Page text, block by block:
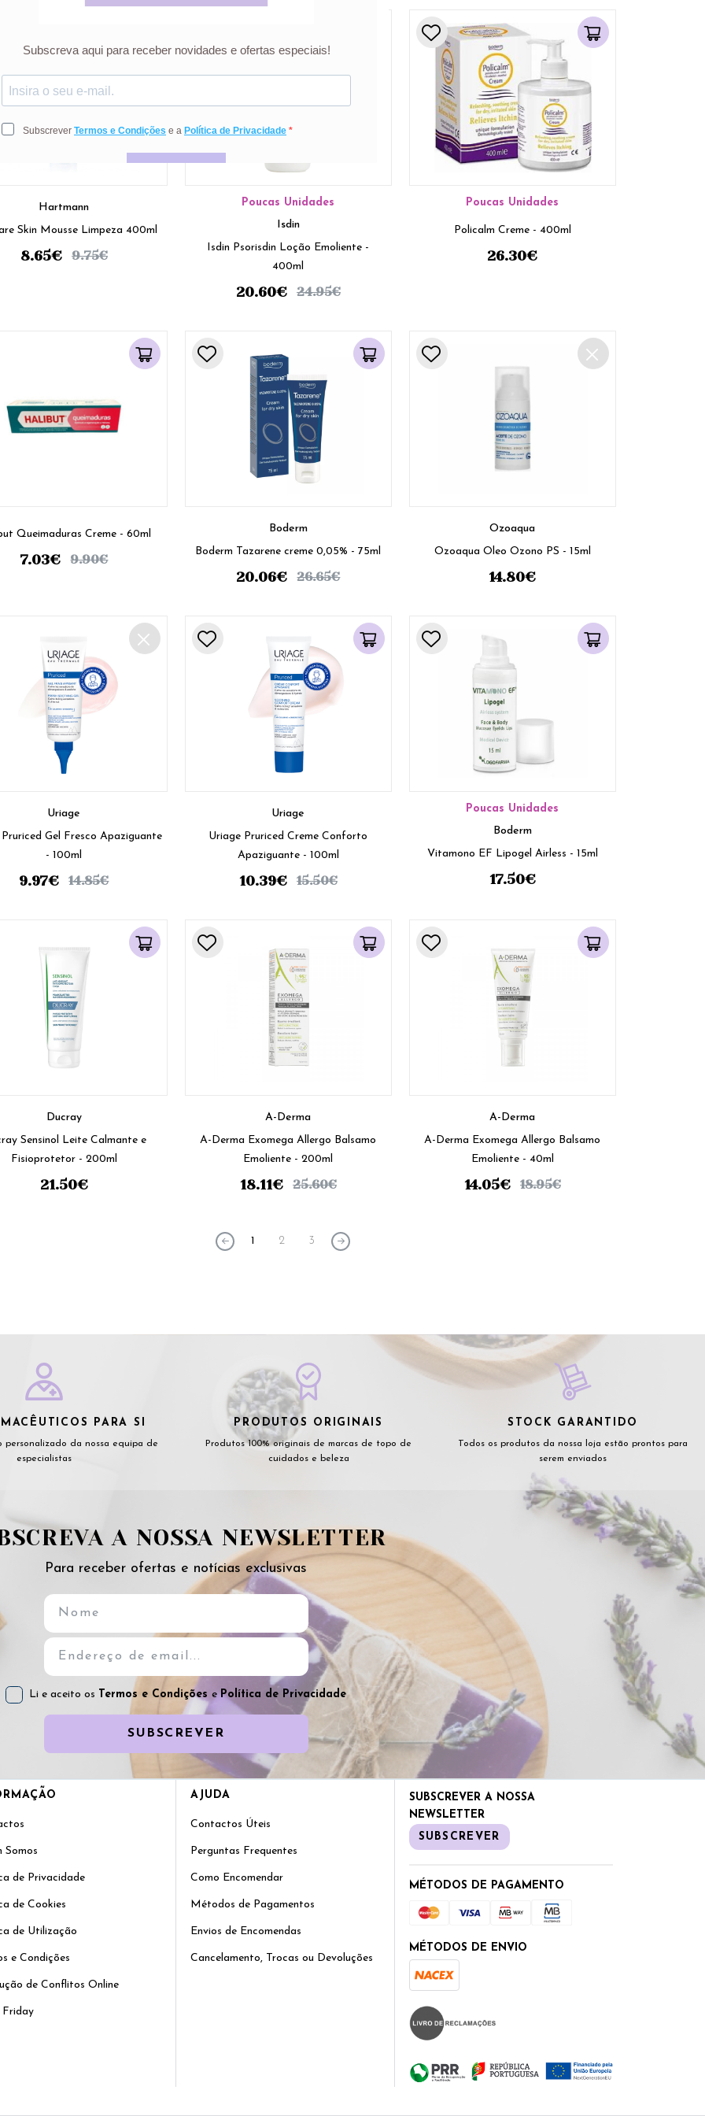
Hartmann
Skin Mousse Limpeza 400ml
8.65€ 9.75€
Poucas Unidades
Isdin
Isdin Psorisdin Loção Emoliente -
400ml
20.60€ 24.95€
Poucas Unidades
Policalm Creme - 400ml
26.30€
Queimaduras Creme - 60ml
7.03€ 9.90€
Boderm
Boderm Tazarene creme 0,05% - 75ml
20.06€ 26.65€
Ozoaqua
Ozoaqua Oleo Ozono PS - 15ml
14.80€
Uriage
Gel Fresco Apaziguante
- 100ml
9.97€ 14.85€
Uriage
Uriage Pruriced Creme Conforto
Apaziguante - 100ml
10.39€ 15.50€
Poucas Unidades
Boderm
Vitamono EF Lipogel Airless - 15ml
17.50€
Ducray
Sensinol Leite Calmante e
Fisioprotetor - 200ml
21.50€
A-Derma
A-Derma Exomega Allergo Balsamo
Emoliente - 200ml
18.11€ 25.60€
A-Derma
A-Derma Exomega Allergo Balsamo
Emoliente - 40ml
14.05€ 18.95€
1 2 3
PARA SI
personalizado da nossa equipa de
especialistas
PRODUTOS ORIGINAIS
Produtos 100% originais de marcas de topo de
cuidados e beleza
STOCK GARANTIDO
Todos os produtos da nossa loja estão prontos para
serem enviados
A NOSSA NEWSLETTER
Para receber ofertas e notícias exclusivas
Li e aceito os Termos e CondiçõesePolítica de Privacidade
SUBSCREVER
Somos
de Privacidade
de Cookies
de Utilização
e Condições
de Conflitos Online
Friday
AJUDA
Contactos Úteis
Perguntas Frequentes
Como Encomendar
Métodos de Pagamentos
Envios de Encomendas
Cancelamento, Trocas ou Devoluções
SUBSCREVER A NOSSA
NEWSLETTER
SUBSCREVER
MÉTODOS DE PAGAMENTO
MÉTODOS DE ENVIO